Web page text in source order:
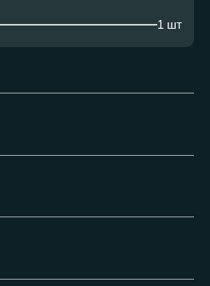
1 шт